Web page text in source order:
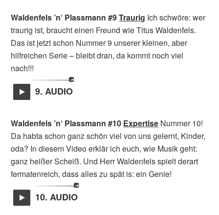
Waldenfels ’n‘ Plassmann #9Traurig Ich schwöre: wer
traurig ist, braucht einen Freund wie Titus Waldenfels.
Das ist jetzt schon Nummer 9 unserer kleinen, aber
hilfreichen Serie – bleibt dran, da kommt noch viel
nach!!!
9. AUDIO
Waldenfels ’n‘ Plassmann #10 Expertise Nummer 10!
Da habta schon ganz schön viel von uns gelernt, Kinder,
oda? In diesem Video erklär ich euch, wie Musik geht:
ganz heißer Scheiß. Und Herr Waldenfels spielt derart
fermatenreich, dass alles zu spät is: ein Genie!
10. AUDIO